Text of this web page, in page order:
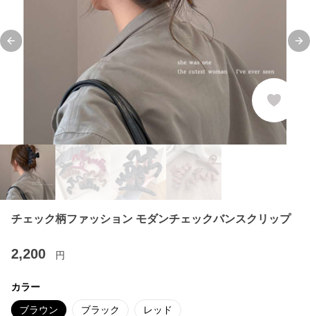
Previous slide
チェック柄ファッション モダンチェックバンスクリップ
2,200 円
カラー
ブラウン ブラック レッド